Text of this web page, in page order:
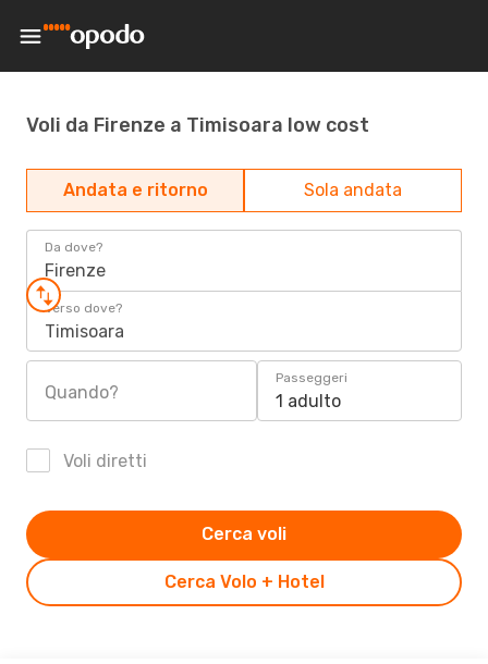
Voli da Firenze a Timisoara low cost
Andata e ritorno Sola andata
Da dove?
Firenze
Verso dove?
Timisoara
Quando?
Passeggeri
1 adulto
Voli diretti
Cerca Volo + Hotel
Cerca voli